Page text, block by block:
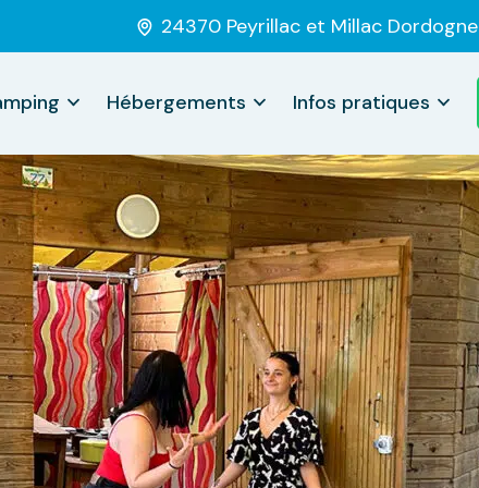
24370 Peyrillac et Millac Dordogne
Hébergements Infos pratiques